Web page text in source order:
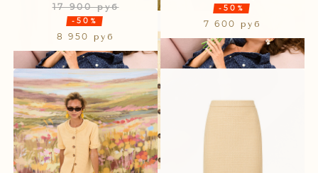
17 900 руб
-50%
8 950 руб
-50%
7 600 руб